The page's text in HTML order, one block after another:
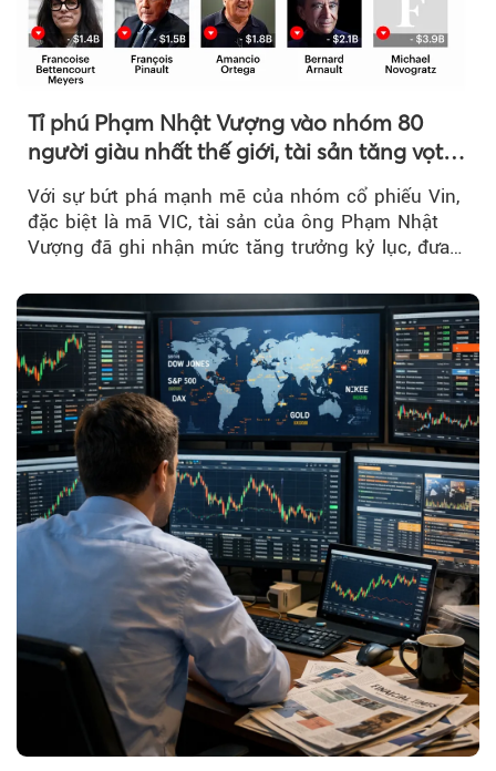
Tỉ phú Phạm Nhật Vượng vào nhóm 80
người giàu nhất thế giới, tài sản tăng vọt
Với sự bứt phá mạnh mẽ của nhóm cổ phiếu Vin,
đặc biệt là mã VIC, tài sản của ông Phạm Nhật
Vượng đã ghi nhận mức tăng trưởng kỷ lục, đưa